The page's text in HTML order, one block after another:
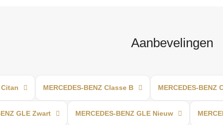
Aanbevelingen
Citan MERCEDES-BENZ Classe B MERCEDES-BENZ
GLE Zwart MERCEDES-BENZ GLE Nieuw